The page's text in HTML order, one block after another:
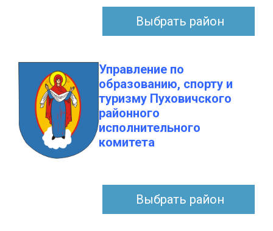
Выбрать район
Управление по
образованию, спорту и
туризму Пуховичского
районного
исполнительного
комитета
Выбрать район